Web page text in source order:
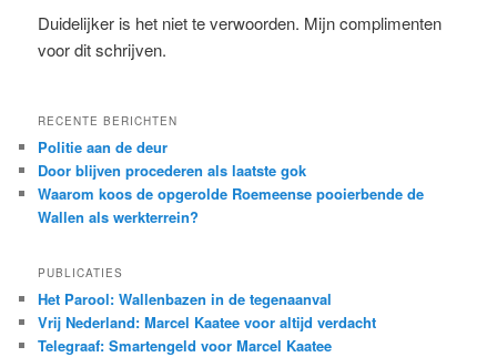
Duidelijker is het niet te verwoorden. Mijn complimenten
voor dit schrijven.
RECENTE BERICHTEN
Politie aan de deur
Door blijven procederen als laatste gok
Waarom koos de opgerolde Roemeense pooierbende de
Wallen als werkterrein?
PUBLICATIES
Het Parool: Wallenbazen in de tegenaanval
Vrij Nederland: Marcel Kaatee voor altijd verdacht
Telegraaf: Smartengeld voor Marcel Kaatee